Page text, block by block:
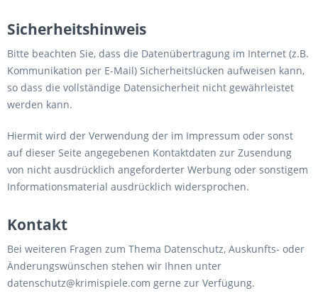
Sicherheitshinweis
Bitte beachten Sie, dass die Datenübertragung im Internet (z.B.
Kommunikation per E-Mail) Sicherheitslücken aufweisen kann,
so dass die vollständige Datensicherheit nicht gewährleistet
werden kann.
Hiermit wird der Verwendung der im Impressum oder sonst
auf dieser Seite angegebenen Kontaktdaten zur Zusendung
von nicht ausdrücklich angeforderter Werbung oder sonstigem
Informationsmaterial ausdrücklich widersprochen.
Kontakt
Bei weiteren Fragen zum Thema Datenschutz, Auskunfts- oder
Änderungswünschen stehen wir Ihnen unter
datenschutz@krimispiele.com gerne zur Verfügung.